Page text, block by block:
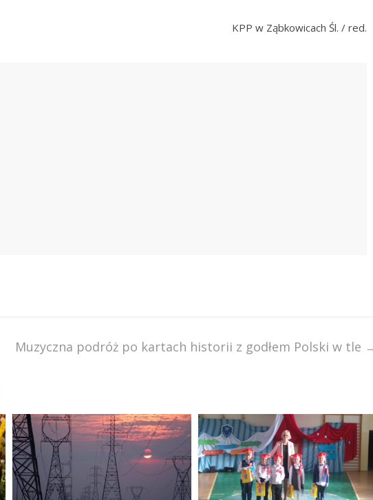
KPP w Ząbkowicach Śl. / red.
Muzyczna podróż po kartach historii z godłem Polski w tle